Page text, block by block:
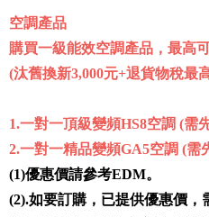
空調產品
購買一級能效空調產品，最高
(汰舊換新3,000元+退貨物稅最
1.一對一頂級變頻HS8空調 (需
2.一對一精品變頻GA5空調 (需
(1)優惠價請參考EDM。
(2).如要訂購，已提供優惠價，